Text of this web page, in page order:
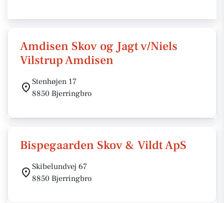
Amdisen Skov og Jagt v/Niels
Vilstrup Amdisen
Stenhøjen 17
8850 Bjerringbro
Bispegaarden Skov & Vildt ApS
Skibelundvej 67
8850 Bjerringbro